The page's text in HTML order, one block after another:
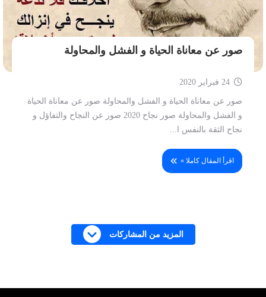
صور عن معاناة الحياة و الفشل والمحاولة
صور عن معاناة الحياة و الفشل والمحاولة صور عن معاناة الحياة
و الفشل والمحاولة صور نجاح 2020 صور عن النجاح والتفاؤل و
نجاح الثقة بالنفس ا...
اقرأ المقال كاملا »
المزيد من المشاركات